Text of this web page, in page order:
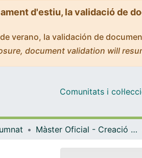
d'estiu, la validació de
verano, la validación de
document validation will
Comunitats i
Màster Oficial - Creació Artística Contemporània (CAC)